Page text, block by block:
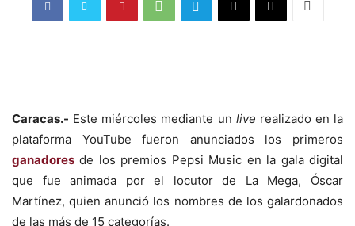
Caracas.- Este miércoles mediante un live realizado en la
plataforma YouTube fueron anunciados los primeros
ganadores de los premios Pepsi Music en la gala digital
que fue animada por el locutor de La Mega, Óscar
Martínez, quien anunció los nombres de los galardonados
de las más de 15 categorías.